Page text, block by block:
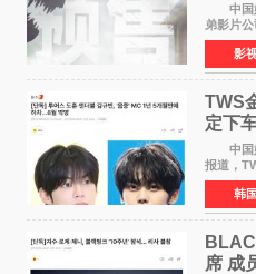
中国娱
弟影片
伯特·米
·麦克格
《逃出绝
影
TWS
定下
MC
中国娱
报道，
将于8月
勋与金
《音乐
韩
席 成